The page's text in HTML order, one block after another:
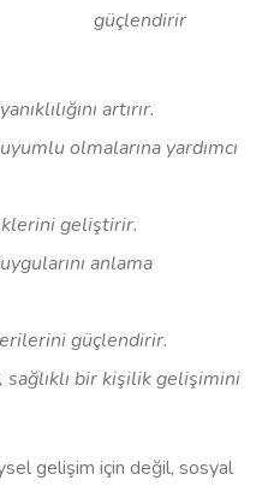
güçlendirir
artırır.
olmalarına yardımcı
geliştirir.
anlama
güçlendirir.
sağlıklı bir kişilik gelişimini
gelişim için değil, sosyal